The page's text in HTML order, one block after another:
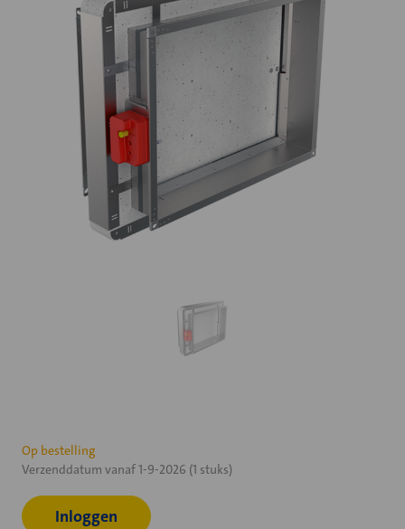
Huidige
voorraad:
Op bestelling
Verzenddatum vanaf 1-9-2026 (1 stuks)
Inloggen